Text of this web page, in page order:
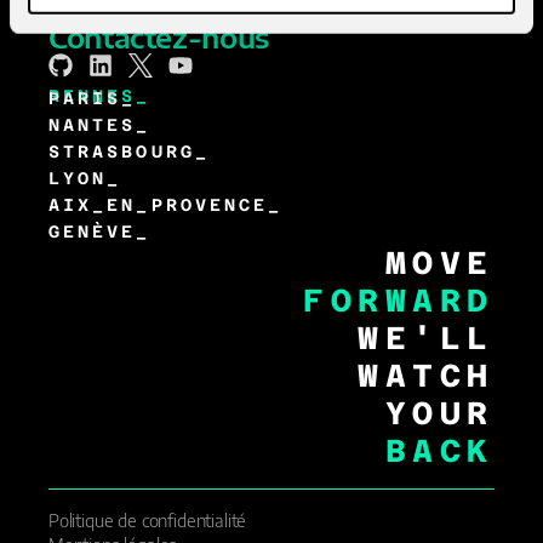
Contactez-nous
RENNES_
PARIS_
NANTES_
STRASBOURG_
LYON_
AIX_EN_PROVENCE_
GENÈVE_
MOVE
FORWARD
WE'LL
WATCH
YOUR
BACK
Politique de confidentialité